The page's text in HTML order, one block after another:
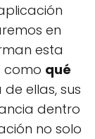
en
esta
como qué
ellas, sus
dentro
no solo